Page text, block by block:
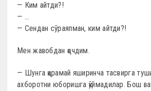
— Ким айтди?!
— …
— Сендан сўраяпман, ким айтди?!
Мен жавобдан қочдим.
— Шунга қарамай яширинча тасвирга
ахборотни юборишга қўймадилар. Бош